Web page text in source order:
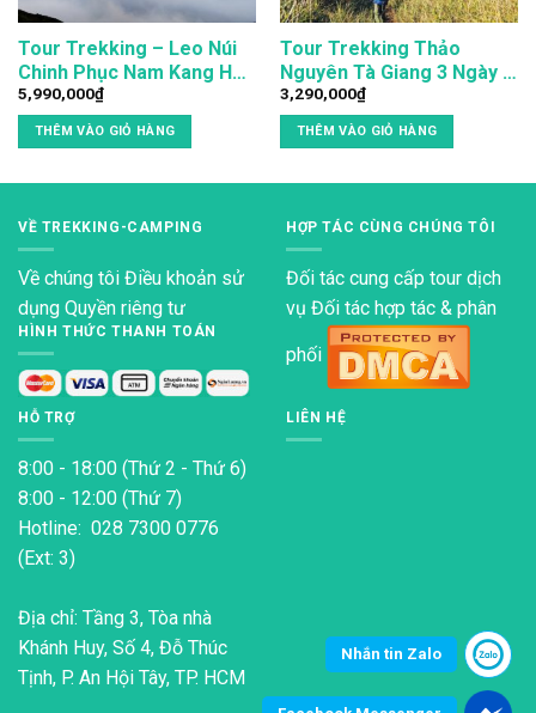
Tour Trekking – Leo Núi
Chinh Phục Nam Kang Ho
Tao 3N4Đ
5,990,000₫
THÊM VÀO GIỎ HÀNG
Tour Trekking Thảo
Nguyên Tà Giang 3 Ngày 2
Đêm
3,290,000₫
THÊM VÀO GIỎ HÀNG
VỀ TREKKING-CAMPING
Về chúng tôi Điều khoản sử
dụng Quyền riêng tư
HÌNH THỨC THANH TOÁN
HỢP TÁC CÙNG CHÚNG TÔI
Đối tác cung cấp tour dịch
vụ Đối tác hợp tác & phân
phối
HỖ TRỢ
8:00 - 18:00 (Thứ 2 - Thứ 6)
8:00 - 12:00 (Thứ 7)
Hotline: 028 7300 0776
(Ext: 3)
Địa chỉ: Tầng 3, Tòa nhà
Khánh Huy, Số 4, Đỗ Thúc
Tịnh, P. An Hội Tây, TP. HCM
LIÊN HỆ
Nhắn tin Zalo